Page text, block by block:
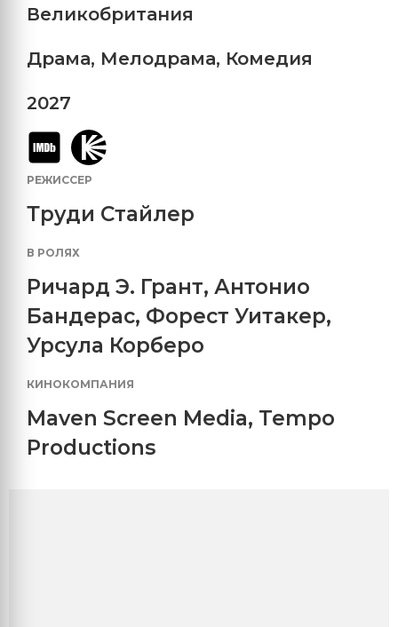
Великобритания
Драма, Мелодрама, Комедия
2027
РЕЖИССЕР
Труди Стайлер
В РОЛЯХ
Ричард Э. Грант, Антонио
Бандерас, Форест Уитакер,
Урсула Корберо
КИНОКОМПАНИЯ
Maven Screen Media, Tempo
Productions